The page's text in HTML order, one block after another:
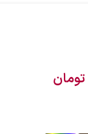
تومان